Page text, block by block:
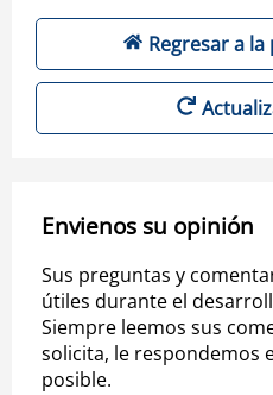
Regresar a
Envienos su opinión
Sus preguntas y
útiles durante el
Siempre leemos sus
solicita, le respondemos
posible.